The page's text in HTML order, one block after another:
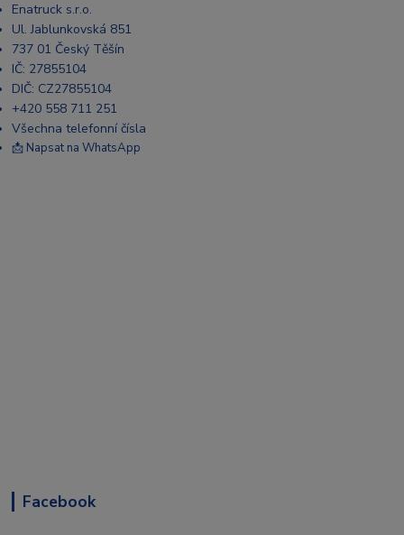
Enatruck s.r.o.
Ul. Jablunkovská 851
737 01 Český Těšín
IČ: 27855104
DIČ: CZ27855104
+420 558 711 251
Všechna telefonní čísla
📩 Napsat na WhatsApp
Facebook